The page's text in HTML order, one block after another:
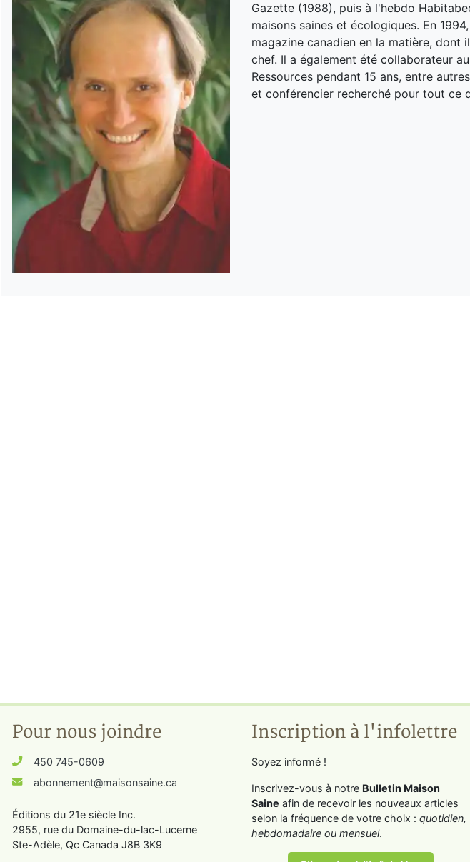
Gazette (1988), puis à l'hebdo
maisons saines et écologiques. En
magazine canadien en la matière,
chef. Il a également été collaborateur
Ressources pendant 15 ans, entre
et conférencier recherché pour tout ce
Pour nous joindre
450 745-0609
abonnement@maisonsaine.ca
Éditions du 21e siècle Inc.
2955, rue du Domaine-du-lac-Lucerne
Ste-Adèle, Qc Canada J8B 3K9
Inscription à l'infolettre
Soyez informé !
Inscrivez-vous à notre Bulletin Maison
Saine afin de recevoir les nouveaux articles
selon la fréquence de votre choix : quotidien,
hebdomadaire ou mensuel.